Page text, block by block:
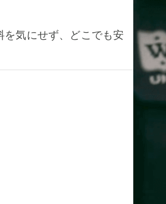
気にせず、どこでも安